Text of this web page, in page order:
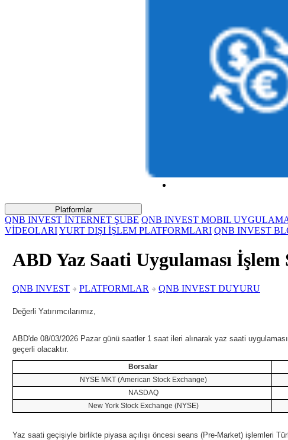
Platformlar
QNB INVEST İNTERNET ŞUBE QNB INVEST MOBIL
VİDEOLARIYURT DIŞI İŞLEM PLATFORMLARI QNB INVEST
ABD Yaz Saati Uygulaması
QNB INVEST PLATFORMLAR QNB INVEST DUYURU
Değerli Yatırımcılarımız,
ABD'de 08/03/2026 Pazar günü saatler 1 saat ileri alınarak yaz saati
geçerli olacaktır.
Borsalar
NYSE MKT (American Stock Exchange)
NASDAQ
New York Stock Exchange (NYSE)
Yaz saati geçişiyle birlikte piyasa açılışı öncesi seans (Pre-Market) işlemleri